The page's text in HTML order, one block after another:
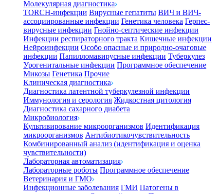
Молекулярная диагностика
TORCH-инфекции Вирусные гепатиты ВИЧ и ВИЧ-
ассоциированные инфекции Генетика человека Герпес-
вирусные инфекции Гнойно-септические инфекции
Инфекции респираторного тракта Кишечные инфекции
Нейроинфекции Особо опасные и природно-очаговые
инфекции Папилломавирусные инфекции Туберкулез
Урогенитальные инфекции Программное обеспечение
Микозы Генетика Прочие
Клиническая диагностика
Диагностика латентной туберкулезной инфекции
Иммунология и серология Жидкостная цитология
Диагностика сахарного диабета
Микробиология
Культивирование микроорганизмов Идентификация
микроорганизмов Антибиотикочувствительность
Комбинированный анализ (идентификация и оценка
чувствительности)
Лабораторная автоматизация
Лабораторные роботы Программное обеспечение
Ветеринария и ГМО
Инфекционные заболевания ГМИ Патогены в